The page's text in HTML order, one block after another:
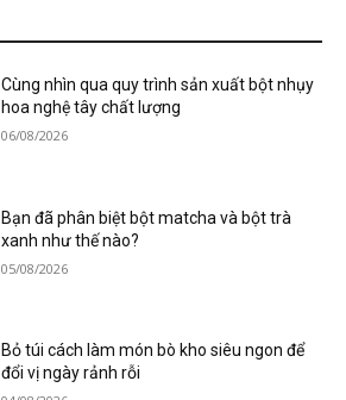
Cùng nhìn qua quy trình sản xuất bột nhụy
hoa nghệ tây chất lượng
06/08/2026
Bạn đã phân biệt bột matcha và bột trà
xanh như thế nào?
05/08/2026
Bỏ túi cách làm món bò kho siêu ngon để
đổi vị ngày rảnh rỗi